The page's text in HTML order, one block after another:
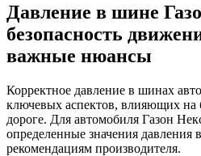
Давление в шине
безопасность
важные нюансы
Корректное давление в шинах
ключевых аспектов, влияющих на
дороге. Для автомобиля Газон
определенные значения давления
рекомендациям производителя.